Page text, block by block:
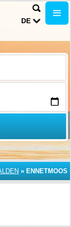
DE
» ENNETMOOS